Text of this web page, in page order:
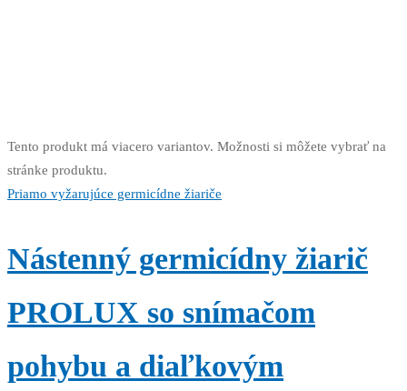
Tento produkt má viacero variantov. Možnosti si môžete vybrať na
stránke produktu.
Priamo vyžarujúce germicídne žiariče
Nástenný germicídny žiarič
PROLUX so snímačom
pohybu a diaľkovým